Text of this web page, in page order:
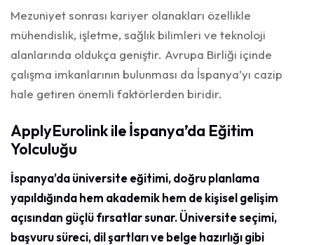
Mezuniyet sonrası kariyer olanakları özellikle
mühendislik, işletme, sağlık bilimleri ve teknoloji
alanlarında oldukça geniştir. Avrupa Birliği içinde
çalışma imkanlarının bulunması da İspanya’yı cazip
hale getiren önemli faktörlerden biridir.
ApplyEurolink ile İspanya’da Eğitim
Yolculuğu
İspanya’da üniversite eğitimi, doğru planlama
yapıldığında hem akademik hem de kişisel gelişim
açısından güçlü fırsatlar sunar. Üniversite seçimi,
başvuru süreci, dil şartları ve belge hazırlığı gibi